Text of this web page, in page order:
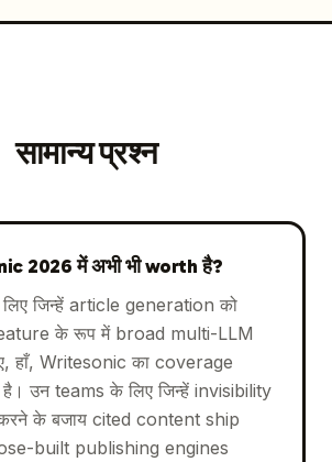
सामान्य प्रश्न
2026 में अभी भी worth है?
जिन्हें article generation को
के रूप में broad multi-LLM
हाँ, Writesonic का coverage
उन teams के लिए जिन्हें invisibility
के बजाय cited content ship
built publishing engines